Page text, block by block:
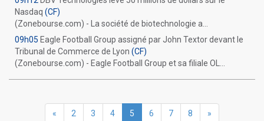
Nasdaq (CF)
(Zonebourse.com) - La société de biotechnologie a...
09h05 Eagle Football Group assigné par John Textor devant le
Tribunal de Commerce de Lyon (CF)
(Zonebourse.com) - Eagle Football Group et sa filiale OL...
« 2 3 4 5 6 7 8 »